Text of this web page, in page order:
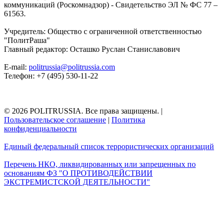
коммуникаций (Роскомнадзор) - Свидетельство ЭЛ № ФС 77 –
61563.
Учредитель: Общество с ограниченной ответственностью
"ПолитРаша"
Главный редактор: Осташко Руслан Станиславович
E-mail: politrussia@politrussia.com
Телефон: +7 (495) 530-11-22
© 2026 POLITRUSSIA. Все права защищены. |
Пользовательское соглашение | Политика
конфиденциальности
Единый федеральный список террористических организаций
Перечень НКО, ликвидированных или запрещенных по
основаниям ФЗ "О ПРОТИВОДЕЙСТВИИ
ЭКСТРЕМИСТСКОЙ ДЕЯТЕЛЬНОСТИ"